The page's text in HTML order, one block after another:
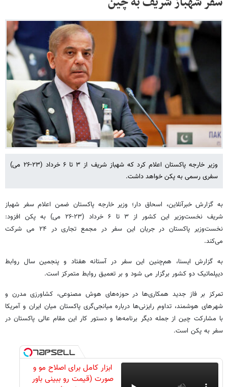
وزیر خارجه پاکستان اعلام کرد که شهباز شریف از ۳ تا ۶ خرداد (۲۳-۲۶ می)
سفری رسمی به پکن خواهد داشت.
به گزارش خبرآنلاین، ​اسحاق دار؛ وزیر خارجه پاکستان ضمن اعلام سفر شهباز
شریف نخست‌وزیر این کشور از ۳ تا ۶ خرداد (۲۳-۲۶ می) به پکن افزود:
نخست‌وزیر پاکستان در جریان این سفر در مجمع تجاری در ۲۴ می شرکت
می‌کند.
به گزارش ایسنا، هم‌چنین این سفر در آستانه هفتاد و پنجمین سال روابط
دیپلماتیک دو کشور برگزار می شود و بر تعمیق روابط متمرکز است.
​تمرکز بر فاز جدید همکاری‌ها در حوزه‌های هوش مصنوعی، کشاورزی مدرن و
شهرهای هوشمند،‌ تداوم رایزنی‌ها درباره میانجی‌گری پاکستان میان ایران و آمریکا
با مشارکت چین از جمله دیگر برنامه‌ها و دستور کار این مقام عالی پاکستان در
سفر به پکن است.
ابزار کامل برای اصلاح مو و
صورت (قیمت رو ببینی باور